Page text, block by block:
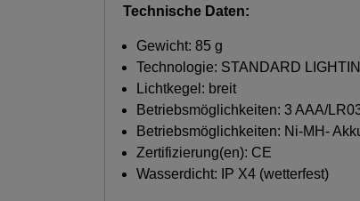
Technische Daten:
Gewicht: 85 g
Technologie: STANDARD
Lichtkegel: breit
Betriebsmöglichkeiten: 3 AAA/
Betriebsmöglichkeiten: Ni-MH-
Zertifizierung(en): CE
Wasserdicht: IP X4 (wetterfest)